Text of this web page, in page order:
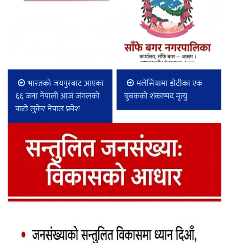
भारतको जयपुरबाट आएका
६६ जना नेपाली आज जंगलको
बाटो लुकेर नेपाल प्रबेश
मलेसियामा डोटीका एक
युबकको शंकाष्पद मृत्यु